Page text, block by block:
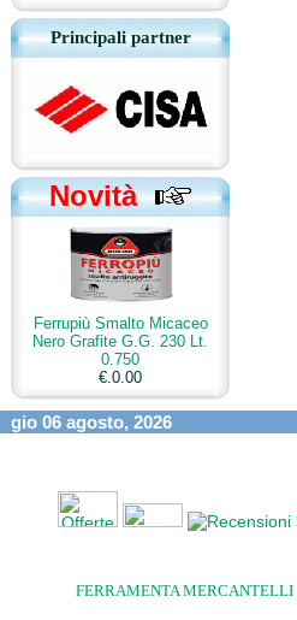
Principali partner
Novità
Ferrupiù Smalto Micaceo
Nero Grafite G.G. 230 Lt.
0.750
€.0.00
gio 06 agosto, 2026
FERRAMENTA MERCANTELLI